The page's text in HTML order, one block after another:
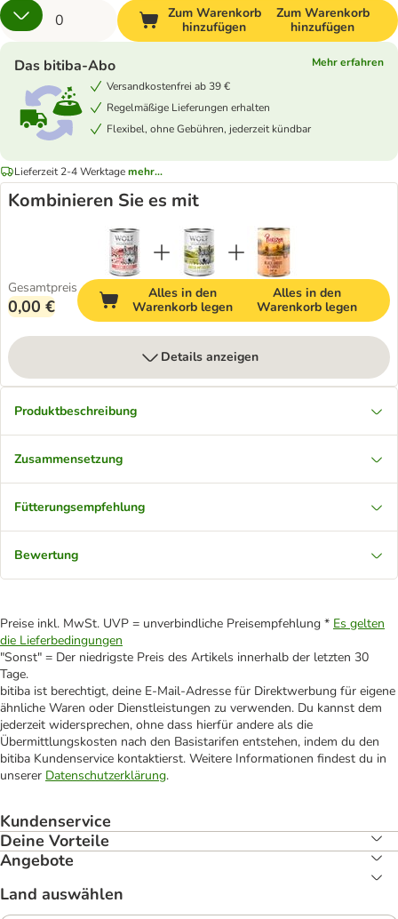
Zum Warenkorb
hinzufügen
Zum Warenkorb
hinzufügen
Das bitiba-Abo
Mehr erfahren
Versandkostenfrei ab 39 €
Regelmäßige Lieferungen erhalten
Flexibel, ohne Gebühren, jederzeit kündbar
Lieferzeit 2-4 Werktagemehr...
Kombinieren Sie es mit
Gesamtpreis
0,00 €
Alles in den
Warenkorb legen
Alles in den
Warenkorb legen
Details anzeigen
Produktbeschreibung
Zusammensetzung
Fütterungsempfehlung
Bewertung
Preise inkl. MwSt. UVP = unverbindliche Preisempfehlung * Es gelten
die Lieferbedingungen
"Sonst" = Der niedrigste Preis des Artikels innerhalb der letzten 30
Tage.
bitiba ist berechtigt, deine E-Mail-Adresse für Direktwerbung für eigene
ähnliche Waren oder Dienstleistungen zu verwenden. Du kannst dem
jederzeit widersprechen, ohne dass hierfür andere als die
Übermittlungskosten nach den Basistarifen entstehen, indem du den
bitiba Kundenservice kontaktierst. Weitere Informationen findest du in
unserer Datenschutzerklärung.
Kundenservice
Deine Vorteile
Angebote
Land auswählen